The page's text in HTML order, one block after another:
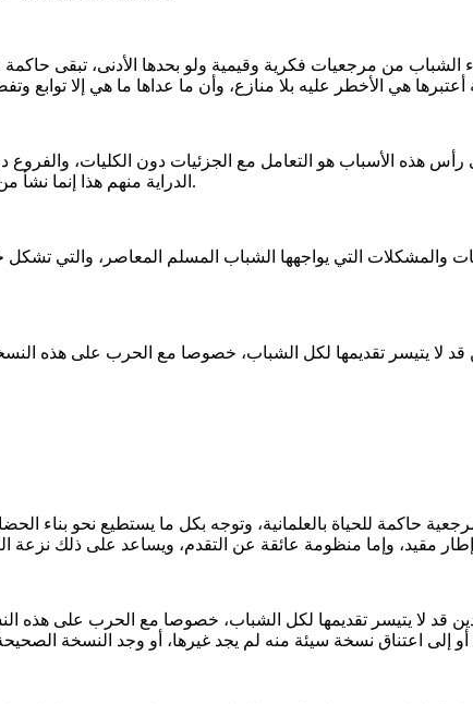
الشباب من مرجعيات فكرية وقيمية ولو بحدها الأدنى، تبقى
هذه الأسباب هو التعامل مع الجزئيات دون الكليات، والفروع
الدراية منهم هذا إنما نشأ من غياب البناء والتأهيل المنهجي أو محدوديته.
والمشكلات التي يواجهها الشباب المسلم المعاصر، والتي
قد لا يتيسر تقديمها لكل الشباب، خصوصا مع الحرب على هذه
حاكمة للحياة بالعلمانية، وتوجه بكل ما يستطيع نحو بناء
قد لا يتيسر تقديمها لكل الشباب، خصوصا مع الحرب على